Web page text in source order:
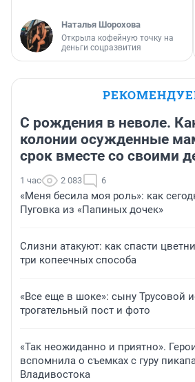
Наталья Шорохова
Открыла кофейную точку на
деньги соцразвития
С рождения в неволе.
колонии осужденные
срок вместе со своими
1 час 2 083 6
«Меня бесила моя роль»: как
Пуговка из «Папиных дочек»
Слизни атакуют: как спасти
три копеечных способа
«Все еще в шоке»: сыну Трусовой
трогательный пост и фото
«Так неожиданно и приятно».
вспомнила о съемках с гуру
Владивостока